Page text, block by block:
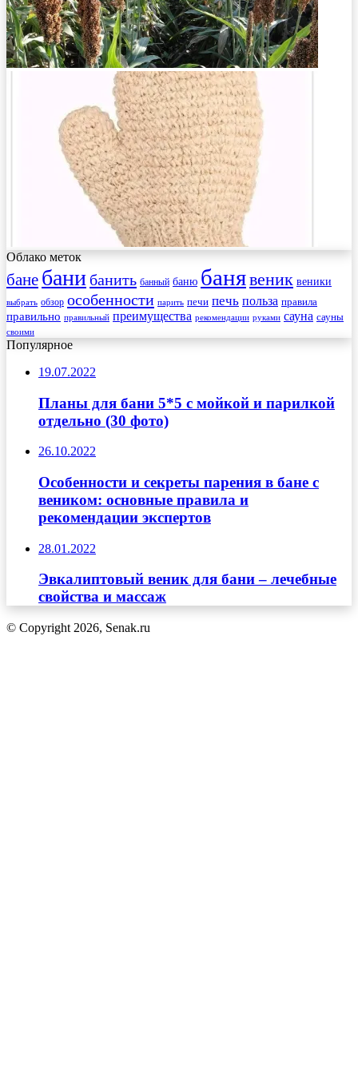
Облако меток
бане бани банить банный баню банявеник веники
выбрать обзор особенности парить печи печь польза правила
правильно правильный преимущества рекомендации руками сауна сауны
своими
Популярное
19.07.2022
Планы для бани 5*5 с мойкой и парилкой
отдельно (30 фото)
26.10.2022
Особенности и секреты парения в бане с
веником: основные правила и
рекомендации экспертов
28.01.2022
Эвкалиптовый веник для бани – лечебные
свойства и массаж
© Copyright 2026, Senak.ru